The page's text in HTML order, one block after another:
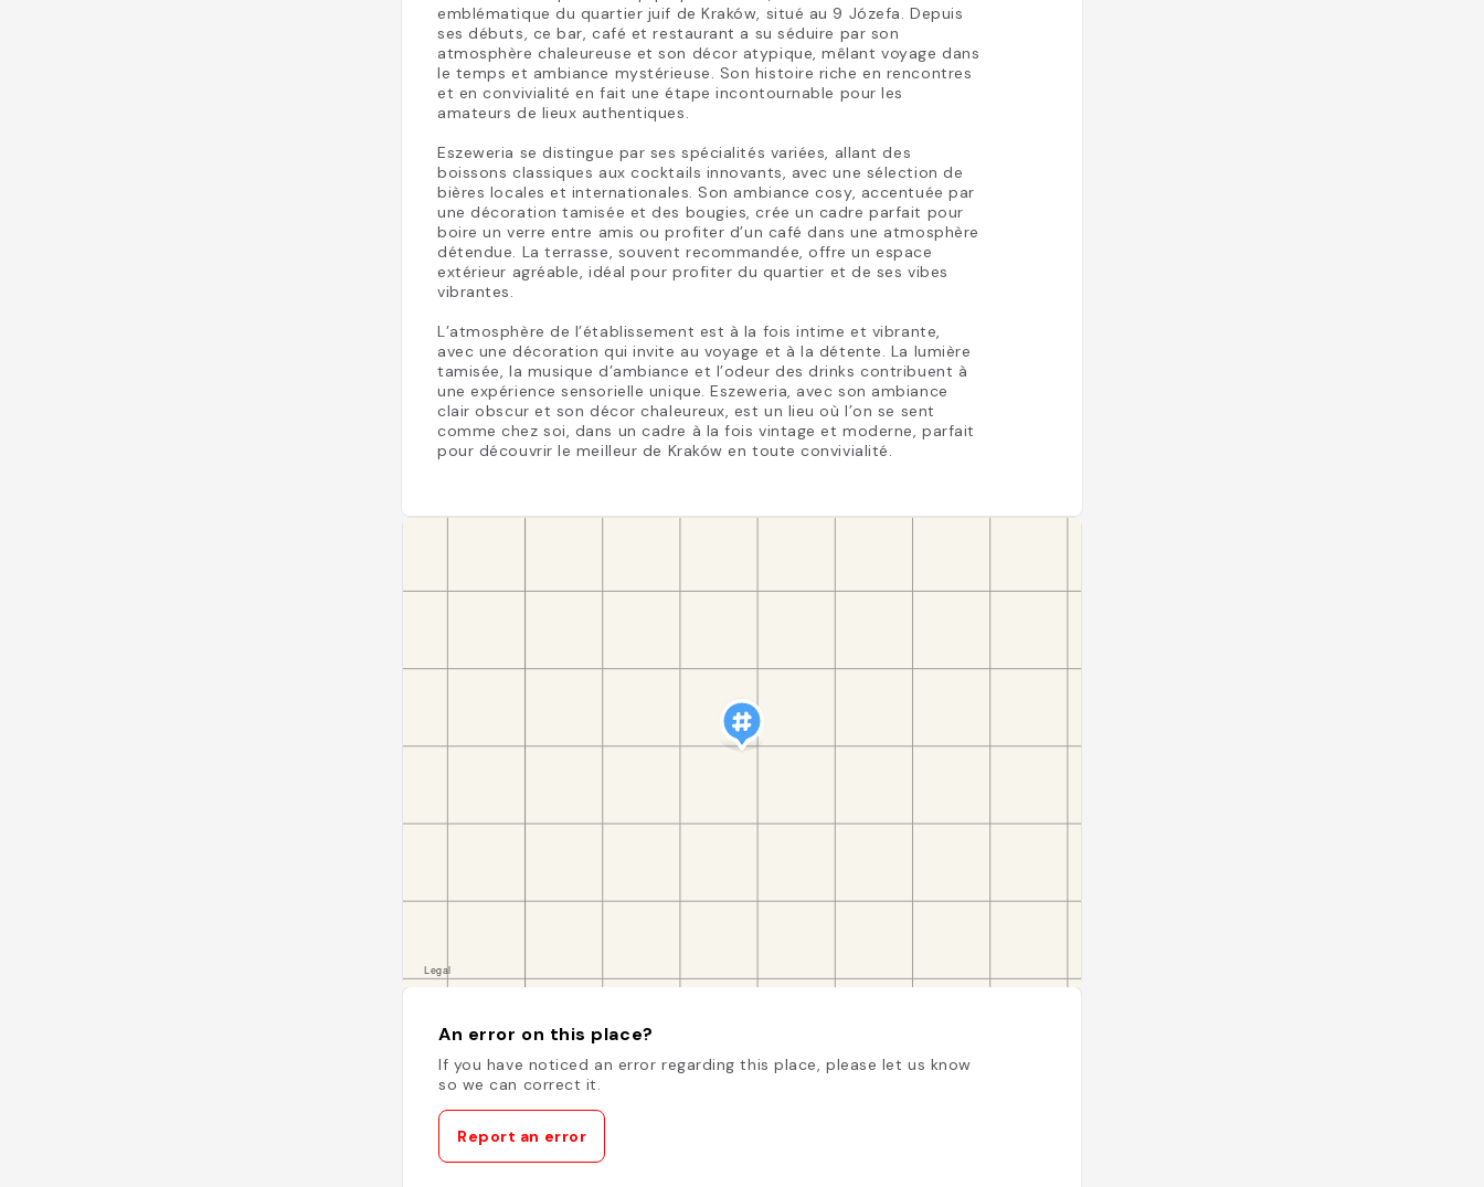
emblématique du quartier juif de Kraków, situé au 9 Józefa. Depuis
ses débuts, ce bar, café et restaurant a su séduire par son
atmosphère chaleureuse et son décor atypique, mêlant voyage dans
le temps et ambiance mystérieuse. Son histoire riche en rencontres
et en convivialité en fait une étape incontournable pour les
amateurs de lieux authentiques.
Eszeweria se distingue par ses spécialités variées, allant des
boissons classiques aux cocktails innovants, avec une sélection de
bières locales et internationales. Son ambiance cosy, accentuée par
une décoration tamisée et des bougies, crée un cadre parfait pour
boire un verre entre amis ou profiter d’un café dans une atmosphère
détendue. La terrasse, souvent recommandée, offre un espace
extérieur agréable, idéal pour profiter du quartier et de ses vibes
vibrantes.
L’atmosphère de l’établissement est à la fois intime et vibrante,
avec une décoration qui invite au voyage et à la détente. La lumière
tamisée, la musique d’ambiance et l’odeur des drinks contribuent à
une expérience sensorielle unique. Eszeweria, avec son ambiance
clair obscur et son décor chaleureux, est un lieu où l’on se sent
comme chez soi, dans un cadre à la fois vintage et moderne, parfait
pour découvrir le meilleur de Kraków en toute convivialité.
An error on this place?
If you have noticed an error regarding this place, please let us know
so we can correct it.
Report an error